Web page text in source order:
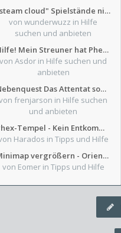
"steam cloud" Spielstände nicht verfügbar
von wunderwuzz in Hilfe
suchen und anbieten
Hilfe! Mein Streuner hat Phexens Gunst verloren...
von Asdor in Hilfe suchen und
anbieten
Nebenquest Das Attentat sowie Beilunker Reiter und zwei kleine Ausrüstungsfragen
frenjarson in Hilfe suchen
und anbieten
Phex-Tempel - Kein Entkommen aus Weinkeller/Bibliothek Trakt
Harados in Tipps und Hilfe
Minimap vergrößern - Orientierung in Blutzinnen
von Eomer in Tipps und Hilfe